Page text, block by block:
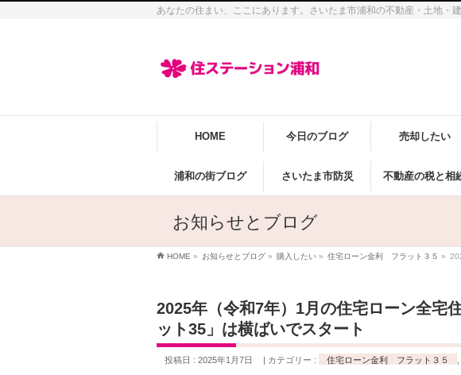
あなたの住まい、ここにあります。さいたま市浦和の不動産・土地・
HOME 今日のブログ 売却したい
浦和の街ブログ さいたま市防災 不動産の税と相
お知らせとブログ
HOME » お知らせとブログ » 購入したい » 住宅ローン金利 フラット３５ »
2025年（令和7年）1月の住宅ローン全宅
ット35」は横ばいでスタート
投稿日 : 2025年1月7日 カテゴリー : 住宅ローン金利 フラット３５